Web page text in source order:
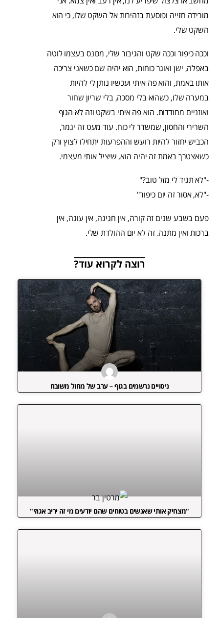
מורידה חזייה ופוסעת בזהירות אל השקט שלו, כי הוא
השקט שלי.
וככה כיפור וככה שקט והגיבור שלי, מכונס בעצמו לוטה
באפלה, ישן ואוגר כוחות, הוא יהיה שם כשאני צריכה
אותו באמת, והוא פה איתי ועכשיו נותן לי להיות
במערה שלו, כשהוא בלי מסכה, בלי שריון שחור
ואוזניים מחודדות. הוא פה איתי בשקט וזה לא הגוף
השרירי והחסון, שמשדר לי כוח. עוד מעט זה יגמר,
הכביש יחזור להיות רועש וההפרעות יתחילו לצוץ ורק
כשאצטרך באמת זה יהיה הוא, שיציל אותי מעצמי.
-"לא תגיד לי מזל טוב?"
-"לא, אסור זה יום כיפור"
פעם בשבע שנים זה קורה, אין חגיגה, אין עוגה, אין
ברכות ואין מתנה. זה לא יום ההולדת שלי.
רוצה לקרוא עוד?
ניסויים נרשמים בגוף – ערב של מחול משובח
"מצחיק אותי שאנשים בטוחים שהם יודעים מי זה יריב אגוזי"